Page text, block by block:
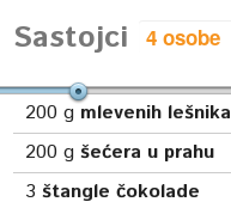
Sastojci
200 g mlevenih lešnika
200 gšećera u prahu
3 štangle čokolade